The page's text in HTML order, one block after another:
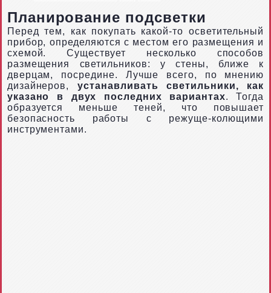
Планирование подсветки
Перед тем, как покупать какой-то осветительный
прибор, определяются с местом его размещения и
схемой. Существует несколько способов
размещения светильников: у стены, ближе к
дверцам, посредине. Лучше всего, по мнению
дизайнеров, устанавливать светильники, как
указано в двух последних вариантах. Тогда
образуется меньше теней, что повышает
безопасность работы с режуще-колющими
инструментами.